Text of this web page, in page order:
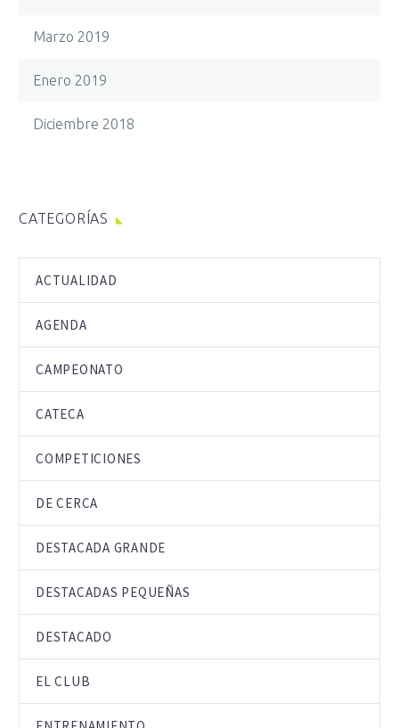
Marzo 2019
Enero 2019
Diciembre 2018
CATEGORÍAS
ACTUALIDAD
AGENDA
CAMPEONATO
CATECA
COMPETICIONES
DE CERCA
DESTACADA GRANDE
DESTACADAS PEQUEÑAS
DESTACADO
EL CLUB